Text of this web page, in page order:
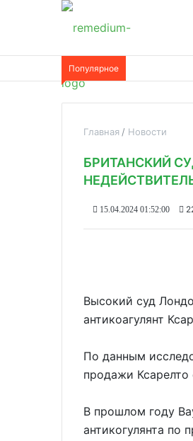
Популярное
Главная Новости
БРИТАНСКИЙ
15.04.2024 01:52:00
Высокий суд
антикоагулянт
По данным
продажи
В прошлом году
антикогулянта по